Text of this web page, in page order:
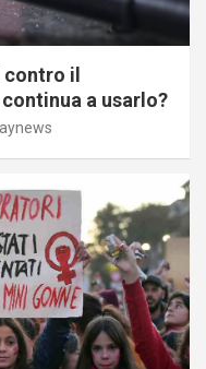
il
a usarlo?